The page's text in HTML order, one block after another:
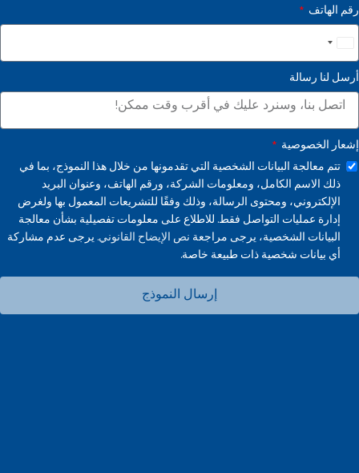
رقم الهاتف
United
States
+1
أرسل لنا رسالة
إشعار الخصوصية
تتم معالجة البيانات الشخصية التي تقدمونها من خلال هذا النموذج، بما في
ذلك الاسم الكامل، ومعلومات الشركة، ورقم الهاتف، وعنوان البريد
الإلكتروني، ومحتوى الرسالة، وذلك وفقًا للتشريعات المعمول بها ولغرض
إدارة عمليات التواصل فقط. للاطلاع على معلومات تفصيلية بشأن معالجة
البيانات الشخصية، يرجى مراجعة نص الإيضاح القانوني.يرجى عدم مشاركة
أي بيانات شخصية ذات طبيعة خاصة.
إرسال النموذج